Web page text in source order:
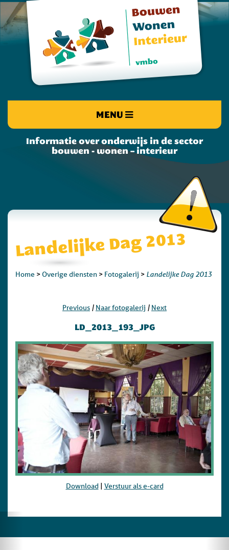
MENU
Informatie over onderwijs in de sector
bouwen - wonen – interieur
Landelijke Dag 2013
Home > Overige diensten > Fotogalerij > Landelijke Dag 2013
Previous | Naar fotogalerij | Next
LD_2013_193_JPG
Download| Verstuur als e-card